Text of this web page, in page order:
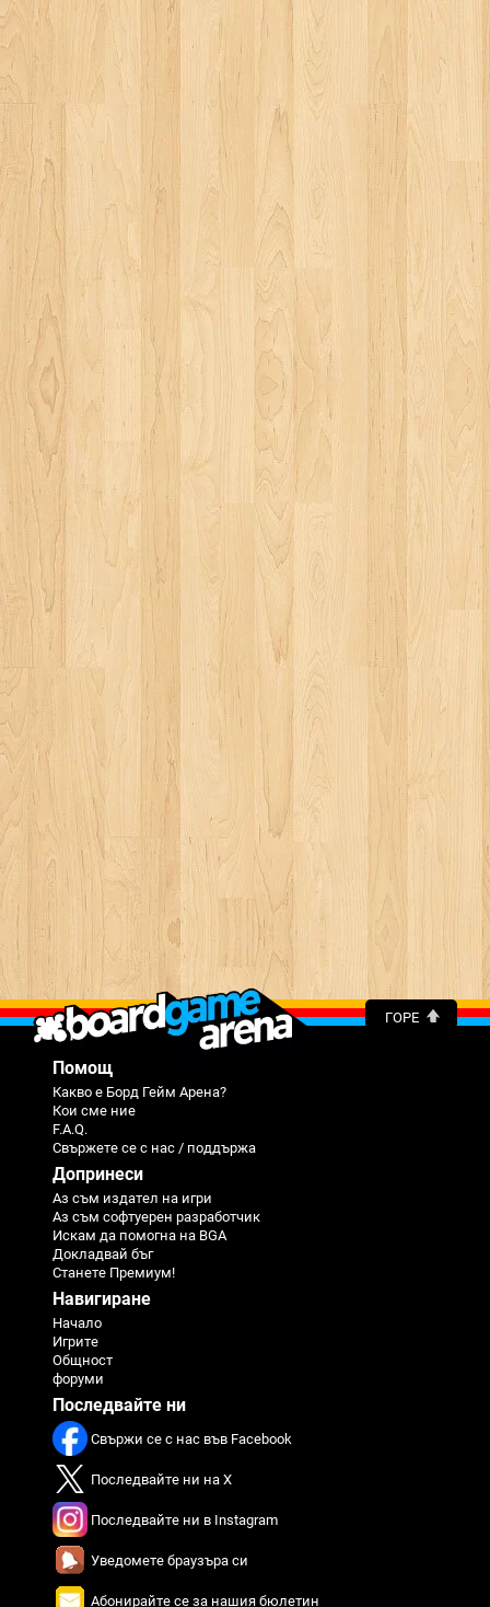
ГОРЕ
Помощ
Какво е Борд Гейм Арена?
Кои сме ние
F.A.Q.
Свържете се с нас / поддържа
Допринеси
Аз съм издател на игри
Аз съм софтуерен разработчик
Искам да помогна на BGA
Докладвай бъг
Станете Премиум!
Навигиране
Начало
Игрите
Общност
форуми
Последвайте ни
Свържи се с нас във Facebook
Последвайте ни на X
Последвайте ни в Instagram
Уведомете браузъра си
Абонирайте се за нашия бюлетин